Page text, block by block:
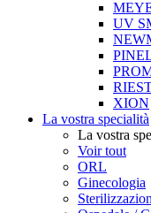
UV
XION
La vostra specialità
La vostra
Voir tout
ORL
Ginecologia